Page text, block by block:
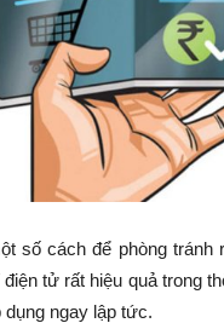
số cách để phòng tránh
tử rất hiệu quả trong
dụng ngay lập tức.